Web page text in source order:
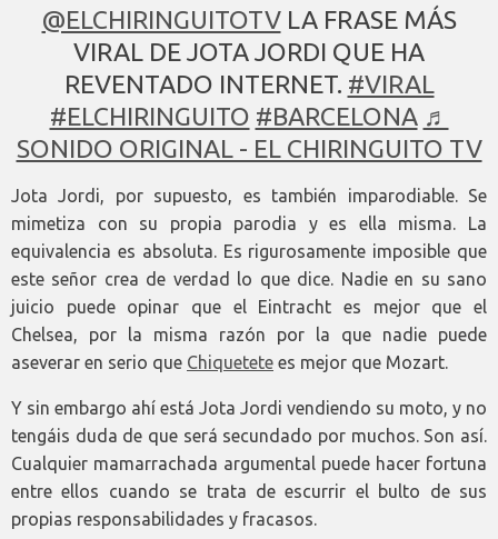
@ELCHIRINGUITOTVLA FRASE MÁS
VIRAL DE JOTA JORDI QUE HA
REVENTADO INTERNET. #VIRAL
#ELCHIRINGUITO #BARCELONA ♬
SONIDO ORIGINAL - EL CHIRINGUITO TV
Jota Jordi, por supuesto, es también imparodiable. Se
mimetiza con su propia parodia y es ella misma. La
equivalencia es absoluta. Es rigurosamente imposible que
este señor crea de verdad lo que dice. Nadie en su sano
juicio puede opinar que el Eintracht es mejor que el
Chelsea, por la misma razón por la que nadie puede
aseverar en serio que Chiquetete es mejor que Mozart.
Y sin embargo ahí está Jota Jordi vendiendo su moto, y no
tengáis duda de que será secundado por muchos. Son así.
Cualquier mamarrachada argumental puede hacer fortuna
entre ellos cuando se trata de escurrir el bulto de sus
propias responsabilidades y fracasos.